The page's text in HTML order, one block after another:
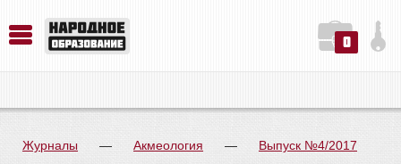
0
Журналы — Акмеология — Выпуск №4/2017